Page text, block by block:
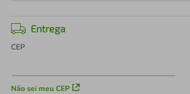
Entrega
CEP
Não sei meu CEP